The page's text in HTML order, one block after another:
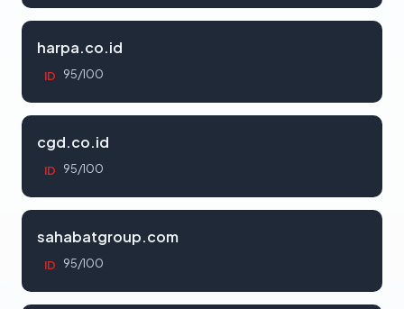
harpa.co.id
ID 95/100
cgd.co.id
ID 95/100
sahabatgroup.com
ID 95/100